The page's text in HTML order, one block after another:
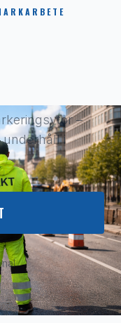
–
underhåll i